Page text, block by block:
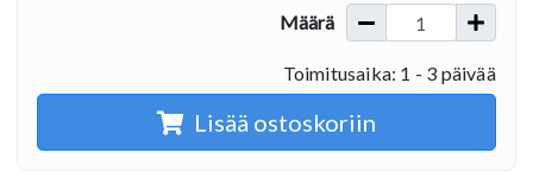
Määrä
Toimitusaika: 1 - 3 päivää
Lisää ostoskoriin